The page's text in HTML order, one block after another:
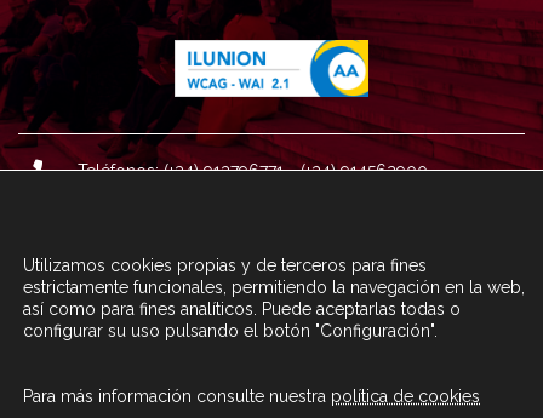
Teléfonos: (+34) 913796771 - (+34) 914562900
Correo : informacion@fundacioncarolina.es
CONTACTA CON FCA TRAVÉS DEL
Utilizamos cookies propias y de terceros para fines
estrictamente funcionales, permitiendo la navegación en la web,
así como para fines analíticos. Puede aceptarlas todas o
configurar su uso pulsando el botón "Configuración".
Para más información consulte nuestra política de cookies